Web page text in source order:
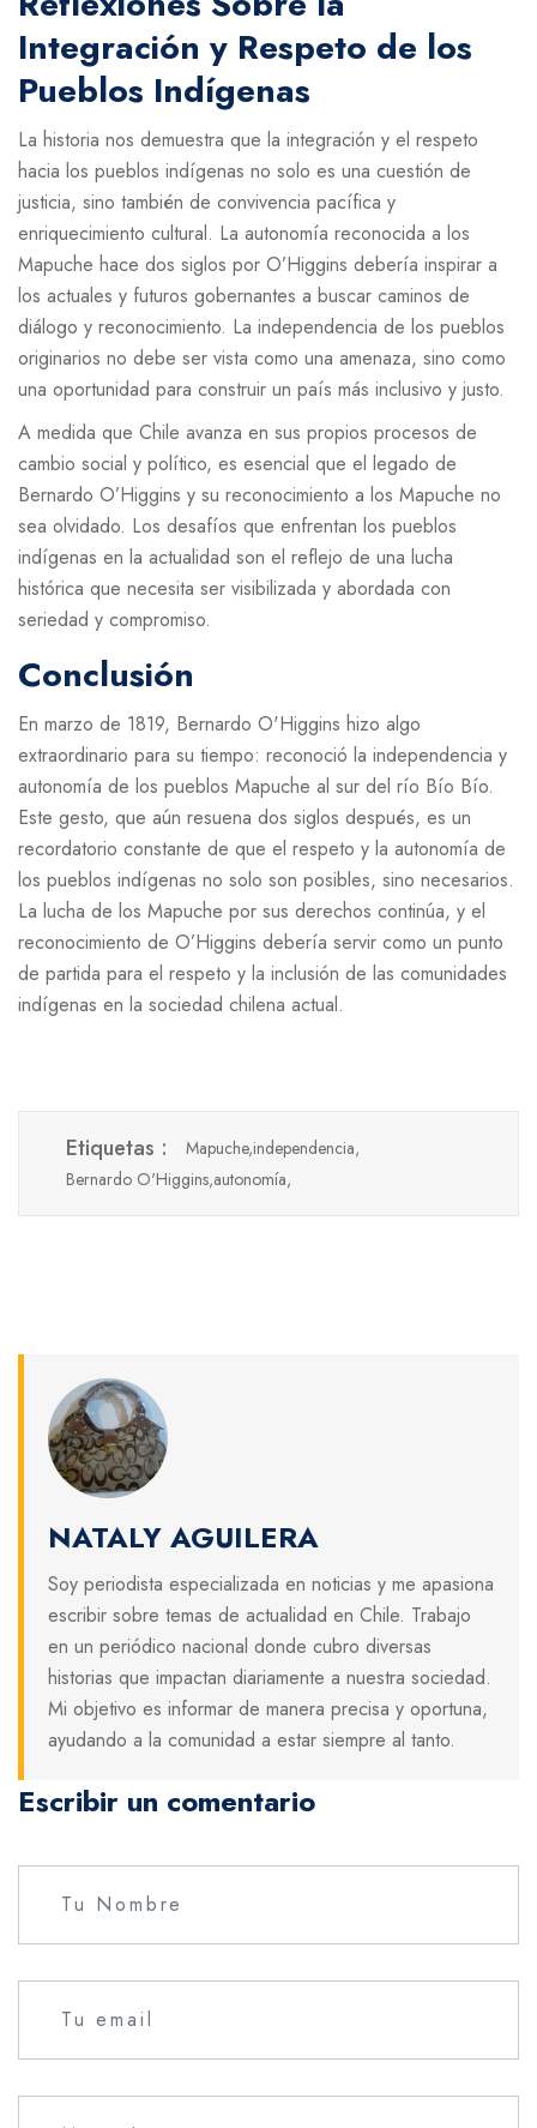
Integración y Respeto de los
Pueblos Indígenas
La historia nos demuestra que la integración y el respeto
hacia los pueblos indígenas no solo es una cuestión de
justicia, sino también de convivencia pacífica y
enriquecimiento cultural. La autonomía reconocida a los
Mapuche hace dos siglos por O’Higgins debería inspirar a
los actuales y futuros gobernantes a buscar caminos de
diálogo y reconocimiento. La independencia de los pueblos
originarios no debe ser vista como una amenaza, sino como
una oportunidad para construir un país más inclusivo y justo.
A medida que Chile avanza en sus propios procesos de
cambio social y político, es esencial que el legado de
Bernardo O’Higgins y su reconocimiento a los Mapuche no
sea olvidado. Los desafíos que enfrentan los pueblos
indígenas en la actualidad son el reflejo de una lucha
histórica que necesita ser visibilizada y abordada con
seriedad y compromiso.
Conclusión
En marzo de 1819, Bernardo O'Higgins hizo algo
extraordinario para su tiempo: reconoció la independencia y
autonomía de los pueblos Mapuche al sur del río Bío Bío.
Este gesto, que aún resuena dos siglos después, es un
recordatorio constante de que el respeto y la autonomía de
los pueblos indígenas no solo son posibles, sino necesarios.
La lucha de los Mapuche por sus derechos continúa, y el
reconocimiento de O’Higgins debería servir como un punto
de partida para el respeto y la inclusión de las comunidades
indígenas en la sociedad chilena actual.
Etiquetas : Mapuche,independencia,
Bernardo O'Higgins,autonomía,
NATALY AGUILERA
Soy periodista especializada en noticias y me apasiona
escribir sobre temas de actualidad en Chile. Trabajo
en un periódico nacional donde cubro diversas
historias que impactan diariamente a nuestra sociedad.
Mi objetivo es informar de manera precisa y oportuna,
ayudando a la comunidad a estar siempre al tanto.
Escribir un comentario